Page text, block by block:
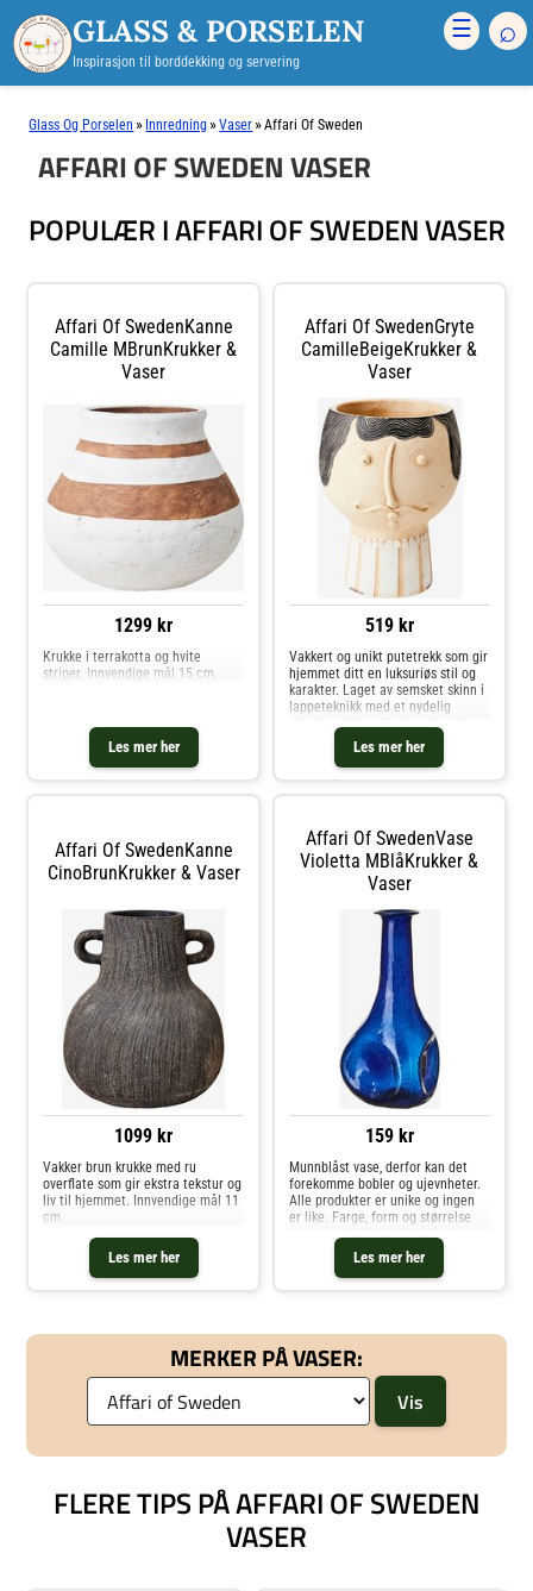
GLASS & PORSELEN
Inspirasjon til borddekking og servering
☰ ⌕
Glass Og Porselen » Innredning »Vaser »Affari Of Sweden
AFFARI OF SWEDEN VASER
POPULÆR I AFFARI OF SWEDEN VASER
Affari Of SwedenKanne
Camille MBrunKrukker &
Vaser
1299 kr
Les mer her
Krukke i terrakotta og hvite
striper. Innvendige mål 15 cm.
Affari Of SwedenGryte
CamilleBeigeKrukker &
Vaser
519 kr
Les mer her
Vakkert og unikt putetrekk som gir
hjemmet ditt en luksuriøs stil og
karakter. Laget av semsket skinn i
lappeteknikk med et nydelig
semsket skinn på baksiden.
Glidelåsen er skjult på baksiden av
puten, størrelse 50x50
Affari Of SwedenKanne
CinoBrunKrukker & Vaser
1099 kr
Les mer her
Vakker brun krukke med ru
overflate som gir ekstra tekstur og
liv til hjemmet. Innvendige mål 11
cm.
Affari Of SwedenVase
Violetta MBlåKrukker &
Vaser
159 kr
Les mer her
Munnblåst vase, derfor kan det
forekomme bobler og ujevnheter.
Alle produkter er unike og ingen
er like. Farge, form og størrelse
kan variere. Vaskes for hånd.
Ensfarget glass. Innvendige mål
MERKER PÅ VASER:
FLERE TIPS PÅ AFFARI OF SWEDEN
VASER